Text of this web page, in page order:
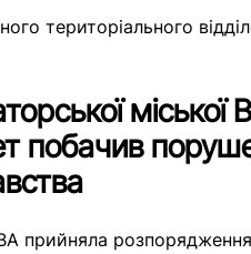
територіального
міської
побачив
прийняла